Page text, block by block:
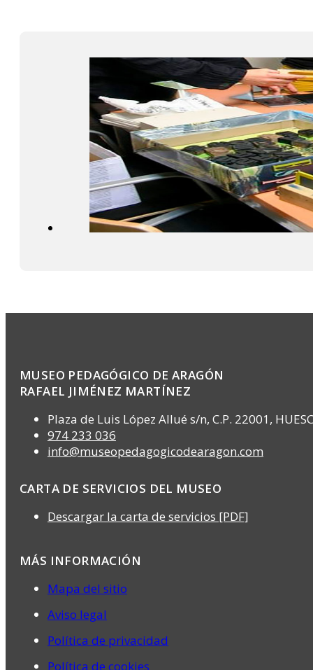
MUSEO PEDAGÓGICO DE ARAGÓN
RAFAEL JIMÉNEZ MARTÍNEZ
Plaza de Luis López Allué s/n, C.P. 22001,
974 233 036
info@museopedagogicodearagon.com
CARTA DE SERVICIOS DEL MUSEO
Descargar la carta de servicios [PDF]
MÁS INFORMACIÓN
Mapa del sitio
Aviso legal
Política de privacidad
Política de cookies